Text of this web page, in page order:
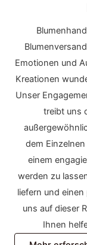
Emotionen und
Kreationen
Unser
treibt uns
dem
einem
werden zu
liefern und
uns auf dieser
Ihnen